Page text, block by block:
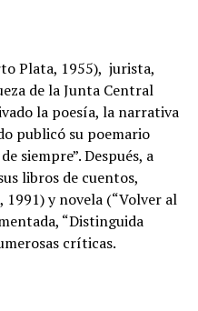
Plata, 1955), jurista,
de la Junta Central
la poesía, la narrativa
publicó su poemario
siempre”. Después, a
libros de cuentos,
1991) y novela (“Volver al
“Distinguida
críticas.